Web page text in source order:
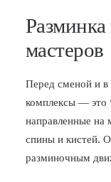
мастеров
Перед сменой и в
комплексы — это
направленные на
спины и кистей.
разминочным